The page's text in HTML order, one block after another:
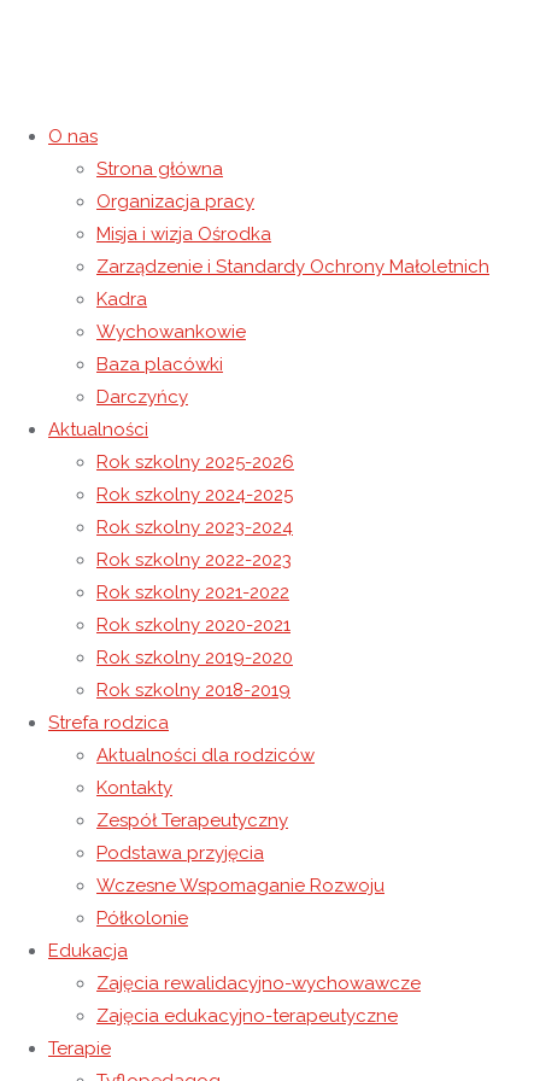
O nas
Strona główna
Organizacja pracy
Misja i wizja Ośrodka
Zarządzenie i Standardy Ochrony Małoletnich
Kadra
Wychowankowie
Baza placówki
Darczyńcy
Aktualności
Rok szkolny 2025-2026
Rok szkolny 2024-2025
Rok szkolny 2023-2024
Rok szkolny 2022-2023
Rok szkolny 2021-2022
Rok szkolny 2020-2021
Rok szkolny 2019-2020
Rok szkolny 2018-2019
Strefa rodzica
Aktualności dla rodziców
Kontakty
Zespół Terapeutyczny
Podstawa przyjęcia
Wczesne Wspomaganie Rozwoju
Półkolonie
Edukacja
Zajęcia rewalidacyjno-wychowawcze
Zajęcia edukacyjno-terapeutyczne
Terapie
Kategoria:Rok szkolny 2019-
2020
Strona główna Archiwum dla kategorii „Rok szkolny 2019-
31 lipca 202018 października 2020
I wakacji nadszedł czas
Dobiegły końca zajęcia opiekuńczo-wychowawcze w
naszym Ośrodku. Wszystkim wychowankom i pracownikom
życzymy udanego wypoczynku oraz zdrowych i
bezpiecznych wakacji. Do zobaczenia w nowym roku
szkolnym!
Czytaj więcej "I wakacji nadszedł czas"
24 lipca 2020